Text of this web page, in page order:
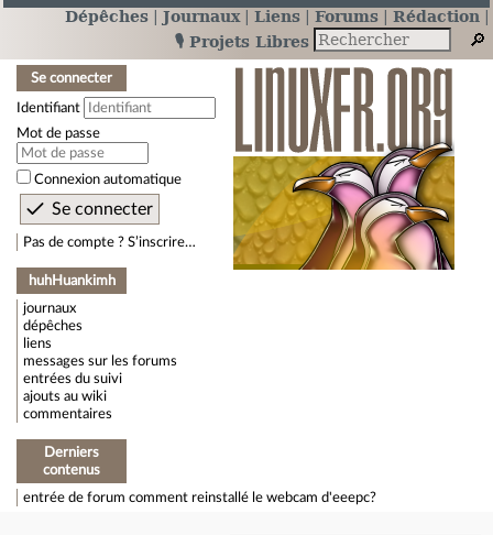
Dépêches Journaux Liens Forums
Rédaction
🎙️ Projets Libres
Se connecter
Identifiant
Mot de passe
Connexion automatique
Pas de compte ? S’inscrire…
huhHuankimh
journaux
dépêches
liens
messages sur les forums
entrées du suivi
ajouts au wiki
commentaires
Derniers
contenus
entrée de forum comment reinstallé le webcam d'eeepc?